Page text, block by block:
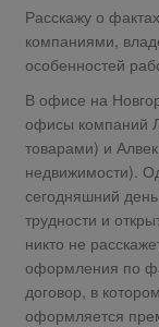
Расскажу о
компаниями,
особенностей
В офисе на
офисы компаний
товарами) и
недвижимости).
сегодняшний
трудности и
никто не
оформления по
договор, в
оформляется